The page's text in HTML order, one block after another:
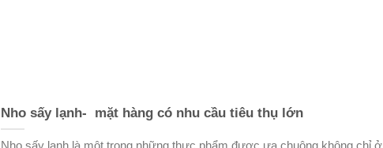
Nho sấy lạnh- mặt hàng có nhu cầu tiêu thụ lớn
Nho sấy lạnh là một trong những thực phẩm được ưa chuộng không chỉ ở